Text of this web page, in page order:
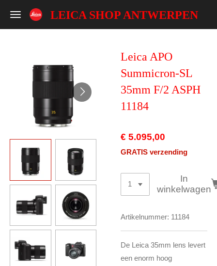
Ga
hoofdinhoud
LEICA SHOP ANTWERPEN
Leica APO
Summicron-SL
35mm F/2 ASPH
11184
€ 5.095,00
GRATIS verzending
In
winkelwagen
Artikelnummer: 11184
De Leica 35mm lens levert
een enorm hoog